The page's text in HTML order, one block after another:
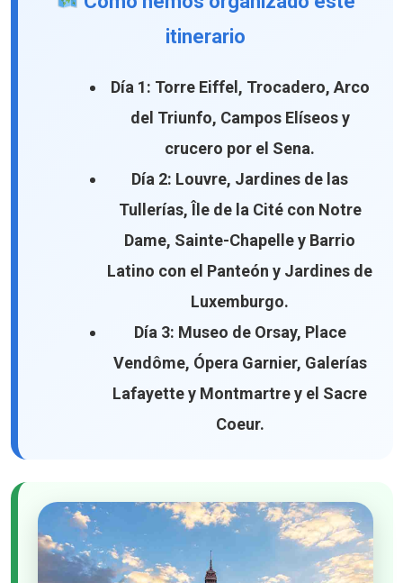
itinerario
Día 1: Torre Eiffel, Trocadero, Arco
del Triunfo, Campos Elíseos y
crucero por el Sena.
Día 2: Louvre, Jardines de las
Tullerías, Île de la Cité con Notre
Dame, Sainte-Chapelle y Barrio
Latino con el Panteón y Jardines de
Luxemburgo.
Día 3: Museo de Orsay, Place
Vendôme, Ópera Garnier, Galerías
Lafayette y Montmartre y el Sacre
Coeur.